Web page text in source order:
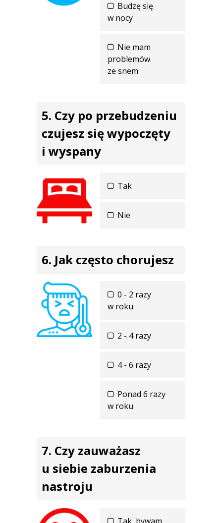
Budzę się
w nocy
Nie mam
problemów
ze snem
Czy po przebudzeniu
czujesz się wypoczęty
i wyspany
Tak
Nie
Jak często chorujesz
0 - 2 razy
w roku
2 - 4 razy
4 - 6 razy
Ponad 6 razy
w roku
Czy zauważasz
u siebie zaburzenia
nastroju